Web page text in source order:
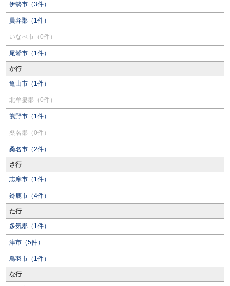
伊勢市（3件）
員弁郡（1件）
いなべ市（0件）
尾鷲市（1件）
か行
亀山市（1件）
北牟婁郡（0件）
熊野市（1件）
桑名郡（0件）
桑名市（2件）
さ行
志摩市（1件）
鈴鹿市（4件）
た行
多気郡（1件）
津市（5件）
鳥羽市（1件）
な行